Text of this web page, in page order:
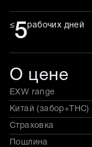
≤5рабочих дней
О цене
EXW range
Китай (забор+THC)
Страховка
Пошлина